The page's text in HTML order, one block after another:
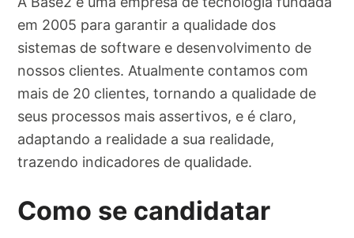
em 2005 para garantir a qualidade dos
sistemas de software e desenvolvimento de
nossos clientes. Atualmente contamos com
mais de 20 clientes, tornando a qualidade de
seus processos mais assertivos, e é claro,
adaptando a realidade a sua realidade,
trazendo indicadores de qualidade.
Como se candidatar